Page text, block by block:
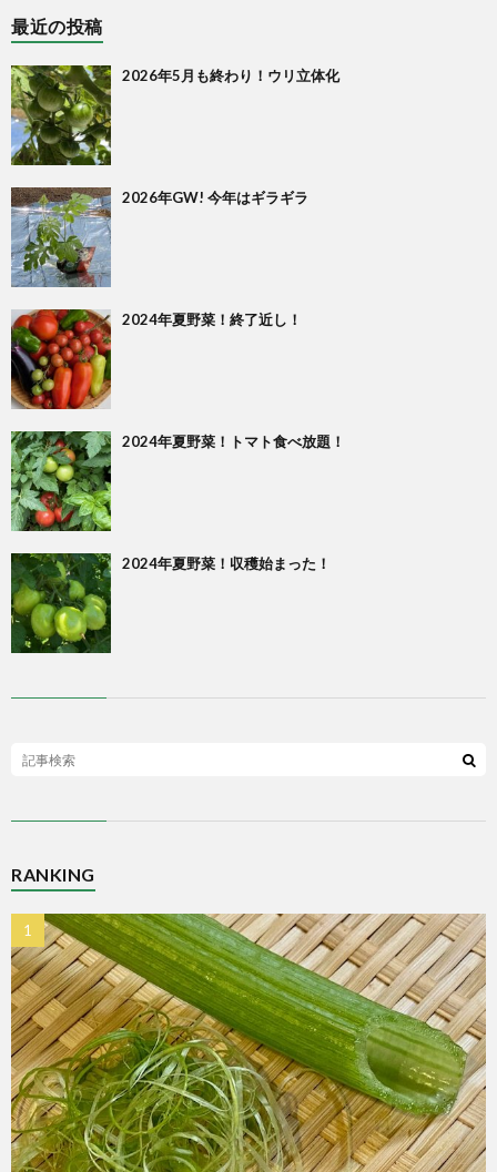
最近の投稿
2026年5月も終わり！ウリ立体化
2026年GW! 今年はギラギラ
2024年夏野菜！終了近し！
2024年夏野菜！トマト食べ放題！
2024年夏野菜！収穫始まった！
RANKING